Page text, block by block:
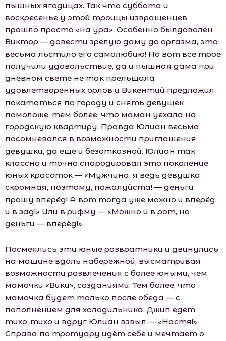
пышных ягодицах. Так что суббота и
воскресенье у этой троицы извращенцев
прошло просто «на ура». Особенно былдоволен
Виктор — довести зрелую даму до оргазма, это
весьма льстило его самолюбию! Но вот все трое
получили удовольствие, да и пышная дама при
дневном свете не так прельщала
удовлетворённых орлов и Викентий предложил
покататься по городу и снять девушек
помоложе, тем более, что маман уехала на
городскую квартиру. Правда Юлиан весьма
посомневался в возможности приглашения
девушки, да ещё и безотказной. Юлиан так
классно и точно спародировал это поколение
юных красоток — «Мужчина, я ведь девушка
скромная, поэтому, пожалуйста! — деньги
прошу вперёд! А вот тогда уже можно и вперёд
и в зад!» Или в рифму — «Можно и в рот, но
деньги — вперёд!»
Посмеялись эти юные развратники и двинулись
на машине вдоль набережной, высматривая
возможности развлечения с более юными, чем
мaмoчки «Вики», созданиями. Тем более, что
мaмoчка будет только после обеда — с
пополнением для холодильника. Джип едет
тихо-тихо и вдруг Юлиан взвыл — «Настя!»
Справа по тротуару идёт себе и мечтает о